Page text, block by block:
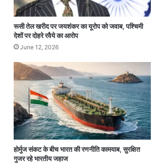
रूसी तेल खरीद पर जयशंकर का यूरोप को जवाब, पश्चिमी
देशों पर दोहरे रवैये का आरोप
June 12, 2026
होर्मुज संकट के बीच भारत की रणनीति कामयाब, सुरक्षित
गुजर रहे भारतीय जहाज